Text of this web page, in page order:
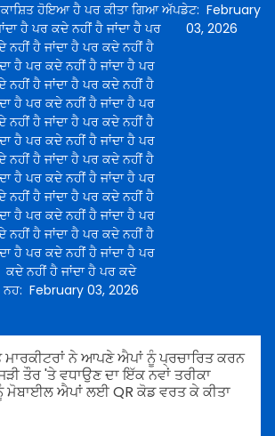
ਹੋਇਆ ਹੈ ਪਰ ਕੀਤਾ ਗਿਆ
ਹੈ ਪਰ ਕਦੇ ਨਹੀਂ ਹੈ ਜਾਂਦਾ ਹੈ ਪਰ
ਨਹੀਂ ਹੈ ਜਾਂਦਾ ਹੈ ਪਰ ਕਦੇ ਨਹੀਂ ਹੈ
ਹੈ ਪਰ ਕਦੇ ਨਹੀਂ ਹੈ ਜਾਂਦਾ ਹੈ ਪਰ
ਨਹੀਂ ਹੈ ਜਾਂਦਾ ਹੈ ਪਰ ਕਦੇ ਨਹੀਂ ਹੈ
ਹੈ ਪਰ ਕਦੇ ਨਹੀਂ ਹੈ ਜਾਂਦਾ ਹੈ ਪਰ
ਨਹੀਂ ਹੈ ਜਾਂਦਾ ਹੈ ਪਰ ਕਦੇ ਨਹੀਂ ਹੈ
ਹੈ ਪਰ ਕਦੇ ਨਹੀਂ ਹੈ ਜਾਂਦਾ ਹੈ ਪਰ
ਨਹੀਂ ਹੈ ਜਾਂਦਾ ਹੈ ਪਰ ਕਦੇ ਨਹੀਂ ਹੈ
ਹੈ ਪਰ ਕਦੇ ਨਹੀਂ ਹੈ ਜਾਂਦਾ ਹੈ ਪਰ
ਨਹੀਂ ਹੈ ਜਾਂਦਾ ਹੈ ਪਰ ਕਦੇ ਨਹੀਂ ਹੈ
ਹੈ ਪਰ ਕਦੇ ਨਹੀਂ ਹੈ ਜਾਂਦਾ ਹੈ ਪਰ
ਨਹੀਂ ਹੈ ਜਾਂਦਾ ਹੈ ਪਰ ਕਦੇ ਨਹੀਂ ਹੈ
ਹੈ ਪਰ ਕਦੇ ਨਹੀਂ ਹੈ ਜਾਂਦਾ ਹੈ ਪਰ
ਕਦੇ ਨਹੀਂ ਹੈ ਜਾਂਦਾ ਹੈ ਪਰ ਕਦੇ
ਨਹ: February 03, 2026
ਅੱਪਡੇਟ: February
03, 2026
ਨੇ ਆਪਣੇ ਐਪਾਂ ਨੂੰ ਪ੍ਰਚਾਰਿਤ ਕਰਨ
ਤੌਰ 'ਤੇ ਵਧਾਉਣ ਦਾ ਇੱਕ ਨਵਾਂ ਤਰੀਕਾ
ਐਪਾਂ ਲਈ QR ਕੋਡ ਵਰਤ ਕੇ ਕੀਤਾ